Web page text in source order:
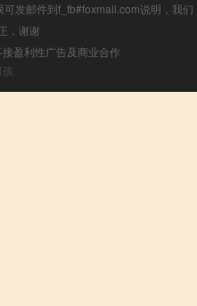
发邮件到f_fb#foxmail.com说明，我们
，谢谢
盈利性广告及商业合作